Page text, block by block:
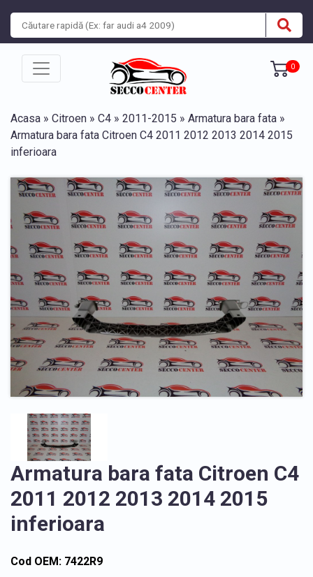
0
Acasa » Citroen » C4 » 2011-2015 » Armatura bara fata »
Armatura bara fata Citroen C4 2011 2012 2013 2014 2015
inferioara
Armatura bara fata Citroen C4
2011 2012 2013 2014 2015
inferioara
Cod OEM: 7422R9